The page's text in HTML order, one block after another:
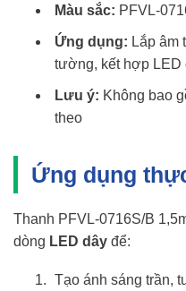
Màu sắc: PFVL-
Ứng dụng: Lắp âm
tường, kết hợp LED
Lưu ý: Không bao
theo
Ứng dụng
Thanh PFVL-0716S/B
dòng LED dây để:
Tạo ánh sáng trần,